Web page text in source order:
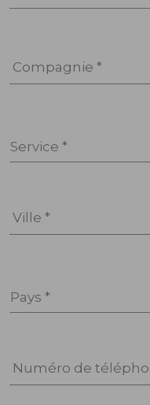
Compagnie *
Service *
Ville *
Pays *
Numéro de